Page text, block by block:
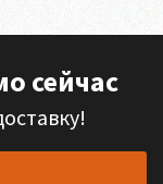
сейчас